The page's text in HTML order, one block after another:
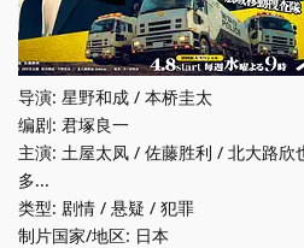
导演: 星野和成 / 本桥圭太
编剧: 君塚良一
主演: 土屋太凤 / 佐藤胜利 / 北大路
多...
类型: 剧情 / 悬疑 / 犯罪
制片国家/地区: 日本